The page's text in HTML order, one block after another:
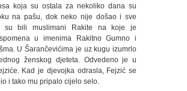
koja su ostala za nekoliko dana su
na pašu, dok neko nije došao i sve
su bili muslimani Rakite na koje je
u imenima Rakitno Gumno i
U Šarančevićima je uz kugu izumrlo
ženskog djeteta. Odvedeno je u
Kad je djevojka odrasla, Fejzić se
i tako mu pripalo cijelo selo.